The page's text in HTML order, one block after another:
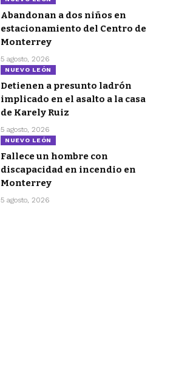
Abandonan a dos niños en
estacionamiento del Centro de
Monterrey
5 agosto, 2026
NUEVO LEÓN
Detienen a presunto ladrón
implicado en el asalto a la casa
de Karely Ruiz
5 agosto, 2026
NUEVO LEÓN
Fallece un hombre con
discapacidad en incendio en
Monterrey
5 agosto, 2026